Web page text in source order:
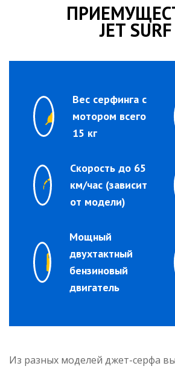
JET SURF
Вес серфинга с
мотором всего
15 кг
Скорость до 65
км/час (зависит
от модели)
Мощный
двухтактный
бензиновый
двигатель
Из разных моделей джет-серфа